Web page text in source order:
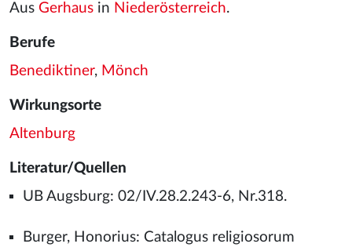
Aus Gerhaus in Niederösterreich.
Berufe
Benediktiner, Mönch
Wirkungsorte
Altenburg
Literatur/Quellen
UB Augsburg: 02/IV.28.2.243-6, Nr.318.
Burger, Honorius: Catalogus religiosorum